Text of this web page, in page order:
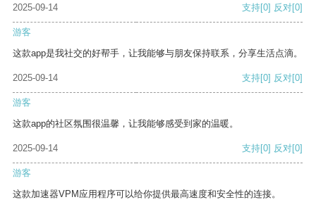
2025-09-14 支持[0] 反对[0]
游客
这款app是我社交的好帮手，让我能够与朋友保持联系，分享生活点滴。
2025-09-14 支持[0] 反对[0]
游客
这款app的社区氛围很温馨，让我能够感受到家的温暖。
2025-09-14 支持[0] 反对[0]
游客
这款加速器VPM应用程序可以给你提供最高速度和安全性的连接。